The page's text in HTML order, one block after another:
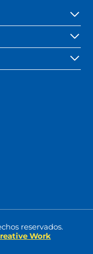
reservados.
Work